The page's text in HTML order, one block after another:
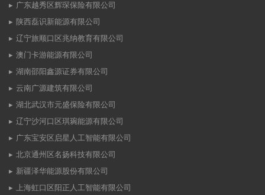
广东越秀区辉琛保险有限公司
陕西磊识新能源有限公司
辽宁旅顺口区兆纳教育有限公司
澳门卡游能源有限公司
湖南邵阳鑫源证券有限公司
云南广源建筑有限公司
湖北武汉市元盛保险有限公司
辽宁沙河口区琪琬能源有限公司
广东宝安区启星人工智能有限公司
北京通州区名扬科技有限公司
新疆泽华能源股份有限公司
上海虹口区阳正人工智能有限公司